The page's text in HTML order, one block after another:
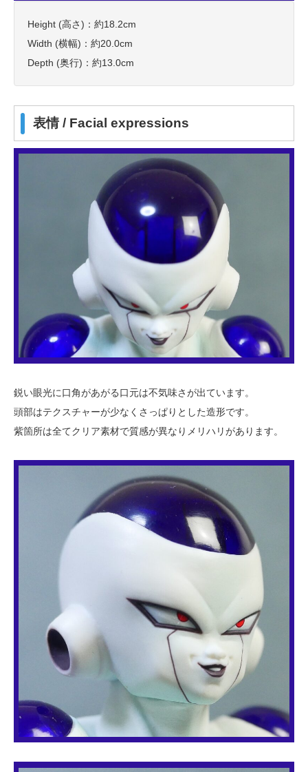
Height (高さ)：約18.2cm
Width (横幅)：約20.0cm
Depth (奥行)：約13.0cm
表情 / Facial expressions
鋭い眼光に口角があがる口元は不気味さが出ています。
頭部はテクスチャーが少なくさっぱりとした造形です。
紫箇所は全てクリア素材で質感が異なりメリハリがあります。